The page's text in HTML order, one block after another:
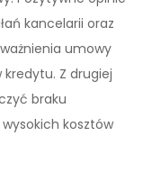
kancelarii oraz
umowy
Z drugiej
braku
kosztów